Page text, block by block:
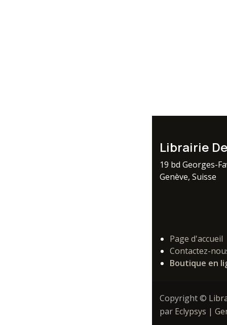
Librairie
19 bd Georges-
Genève, Suisse
Page d'accueil
Contactez-
Boutique en
Copyright ©
par Eclypsys |